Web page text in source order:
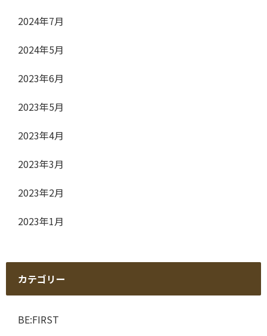
2024年7月
2024年5月
2023年6月
2023年5月
2023年4月
2023年3月
2023年2月
2023年1月
カテゴリー
BE:FIRST